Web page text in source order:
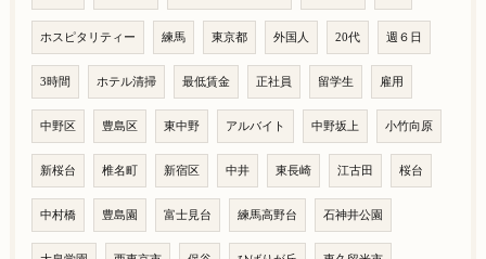
ホスピタリティー 練馬 東京都 外国人 20代 週６日
3時間 ホテル清掃 最低賃金 正社員 留学生 雇用
中野区 豊島区 東中野 アルバイト 中野坂上 小竹向原
新桜台 椎名町 新宿区 中井 東長崎 江古田 桜台
中村橋 豊島園 富士見台 練馬高野台 石神井公園